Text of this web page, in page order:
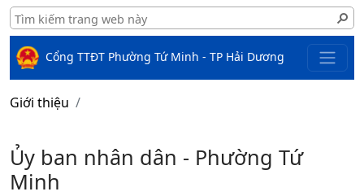
Cổng TTĐT Phường Tứ Minh - TP Hải Dương
Giới thiệu
Ủy ban nhân dân - Phường Tứ
Minh